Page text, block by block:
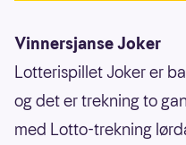
Vinnersjanse Joker
Lotterispillet Joker er
og det er trekning to
med Lotto-trekning